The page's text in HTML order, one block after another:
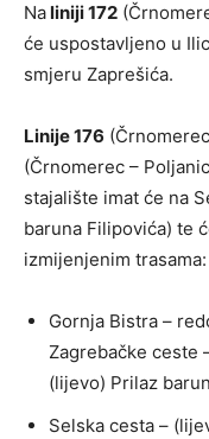
Naliniji 172
će uspostavljeno u
smjeru Zaprešića.
Linije 176
(Črnomerec –
stajalište imat će na
baruna Filipovića) te
izmijenjenim trasama:
Gornja Bistra –
Zagrebačke ceste
(lijevo) Prilaz
Selska cesta –